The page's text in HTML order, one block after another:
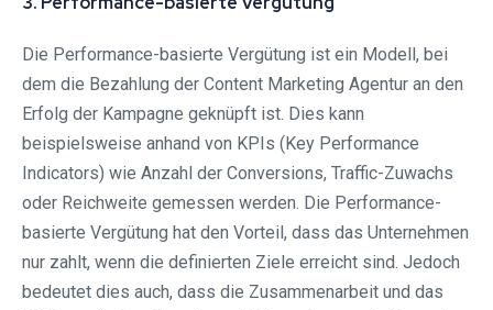
Die Performance-basierte Vergütung ist ein Modell, bei
dem die Bezahlung der Content Marketing Agentur an den
Erfolg der Kampagne geknüpft ist. Dies kann
beispielsweise anhand von KPIs (Key Performance
Indicators) wie Anzahl der Conversions, Traffic-Zuwachs
oder Reichweite gemessen werden. Die Performance-
basierte Vergütung hat den Vorteil, dass das Unternehmen
nur zahlt, wenn die definierten Ziele erreicht sind. Jedoch
bedeutet dies auch, dass die Zusammenarbeit und das